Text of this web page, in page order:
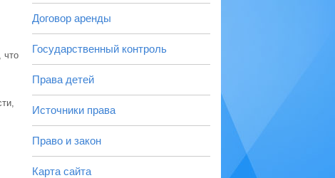
что
Договор аренды
Государственный контроль
Права детей
Источники права
Право и закон
Карта сайта